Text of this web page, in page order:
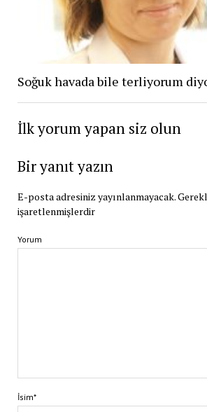
Soğuk havada bile terliyorum
İlk yorum yapan siz olun
Bir yanıt yazın
E-posta adresiniz yayınlanmayacak.
işaretlenmişlerdir
Yorum
İsim*